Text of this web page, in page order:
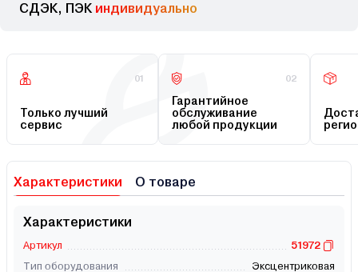
СДЭК, ПЭК индивидуально
01
Только лучший
сервис
02
Гарантийное
обслуживание
любой продукции
Характеристики О товаре
Характеристики
Артикул
51972
Тип оборудования
Эксцентриковая